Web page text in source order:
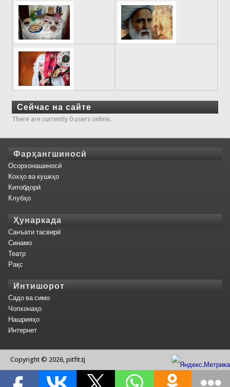
Сейчас на сайте
There are currently 0 users online.
Фарҳангшиносӣ
Осорхонашиносӣ
Кохҳо ва кушкҳо
Китобдорӣ
Клубҳо
Ҳунаркада
Санъати тасвирӣ
Синамо
Театр
Рақс
Интишорот
Садо ва симо
Чопхонаҳо
Нашрияҳо
Интернет
Copyright © 2026, pitfit.tj